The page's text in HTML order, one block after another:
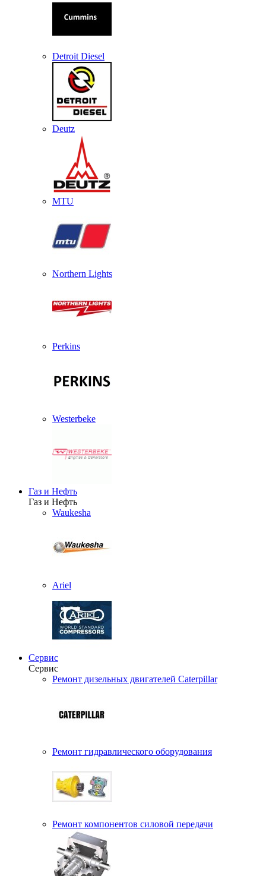
Detroit Diesel
Deutz
MTU
Northern Lights
Perkins
Westerbeke
Газ и Нефть
Газ и Нефть
Waukesha
Ariel
Сервис
Сервис
Ремонт дизельных двигателей Caterpillar
Ремонт гидравлического оборудования
Ремонт компонентов силовой передачи